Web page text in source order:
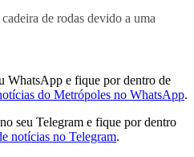
de rodas devido a uma
WhatsApp e fique por dentro de
do Metrópoles no WhatsApp.
seu Telegram e fique por dentro
notícias no Telegram.